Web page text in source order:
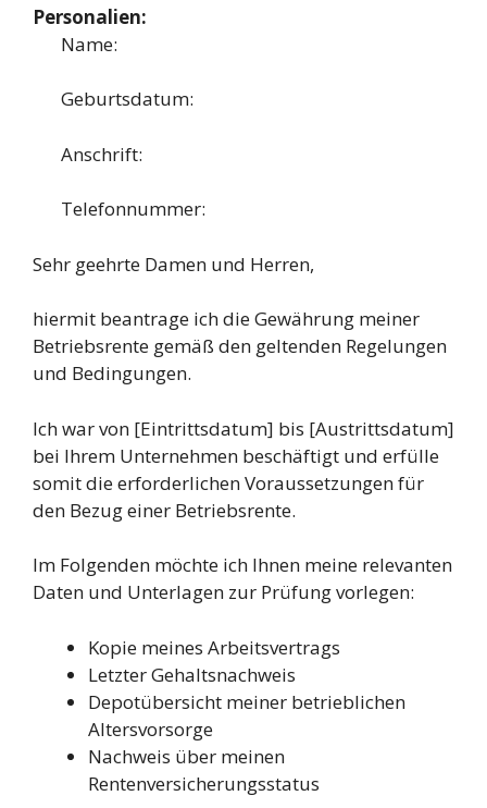
Personalien:
Name:
Geburtsdatum:
Anschrift:
Telefonnummer:
Sehr geehrte Damen und Herren,
hiermit beantrage ich die Gewährung meiner
Betriebsrente gemäß den geltenden Regelungen
und Bedingungen.
Ich war von [Eintrittsdatum] bis [Austrittsdatum]
bei Ihrem Unternehmen beschäftigt und erfülle
somit die erforderlichen Voraussetzungen für
den Bezug einer Betriebsrente.
Im Folgenden möchte ich Ihnen meine relevanten
Daten und Unterlagen zur Prüfung vorlegen:
Kopie meines Arbeitsvertrags
Letzter Gehaltsnachweis
Depotübersicht meiner betrieblichen
Altersvorsorge
Nachweis über meinen
Rentenversicherungsstatus